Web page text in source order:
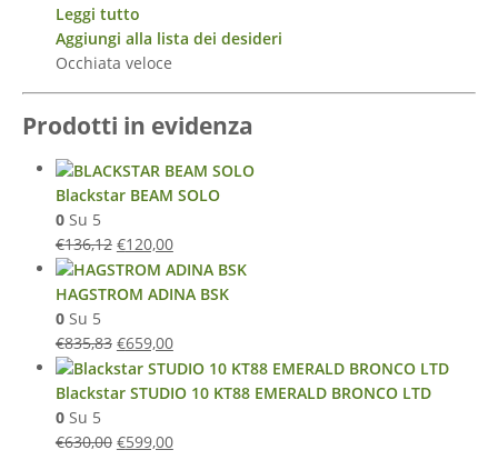
Leggi tutto
Aggiungi alla lista dei desideri
Occhiata veloce
Prodotti in evidenza
Blackstar BEAM SOLO
0Su 5
€136,12 €120,00
HAGSTROM ADINA BSK
0Su 5
€835,83 €659,00
Blackstar STUDIO 10 KT88 EMERALD BRONCO LTD
0Su 5
€630,00 €599,00